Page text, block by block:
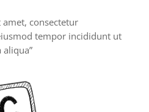
consectetur
tempor incididunt ut